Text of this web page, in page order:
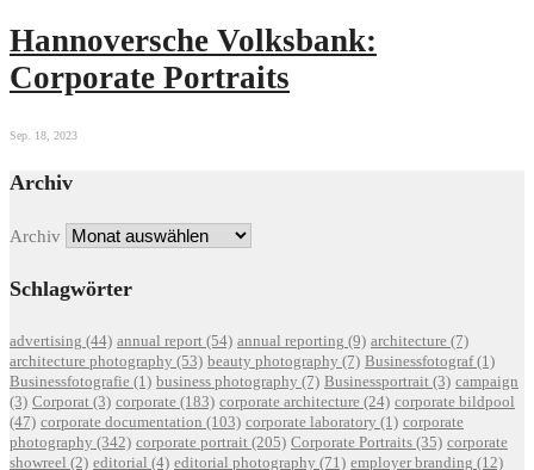
Hannoversche Volksbank:
Corporate Portraits
Sep. 18, 2023
Archiv
Archiv
Schlagwörter
advertising (44) annual report (54) annual reporting (9) architecture (7)
architecture photography (53) beauty photography (7) Businessfotograf(1)
Businessfotografie (1) business photography (7) Businessportrait (3) campaign
(3) Corporat (3) corporate (183) corporate architecture (24) corporate bildpool
(47) corporate documentation (103) corporate laboratory (1) corporate
photography (342) corporate portrait (205) Corporate Portraits (35) corporate
showreel (2) editorial (4) editorial photography (71) employer branding (12)